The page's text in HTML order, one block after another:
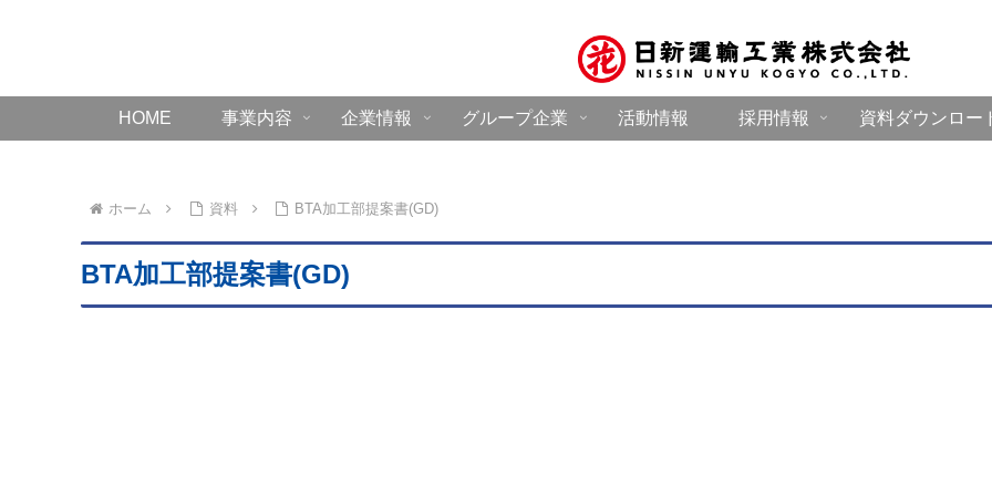
HOME 事業内容 企業情報 グループ企業 活動情報 採用情報 資料ダウンロー
ホーム 資料 BTA加工部提案書(GD)
BTA加工部提案書(GD)